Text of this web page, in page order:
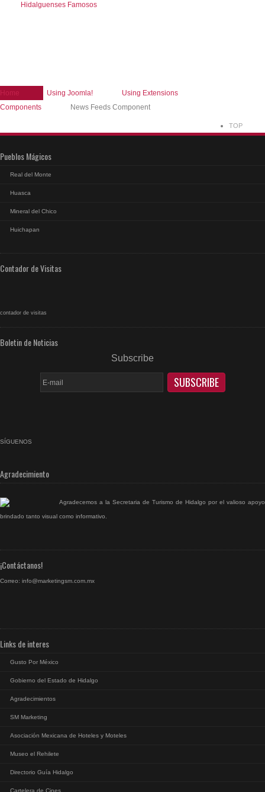
Hidalguenses Famosos
Home Using Joomla!
Using Extensions
Components
News Feeds Component
TOP
Pueblos Mágicos
Real del Monte
Huasca
Mineral del Chico
Huichapan
Contador de Visitas
contador de visitas
Boletin de Noticias
Subscribe
SÍGUENOS
Agradecimiento
Agradecemos a la Secretaria de Turismo de Hidalgo por el valioso apoyo
brindado tanto visual como informativo.
¡Contáctanos!
Correo: info@marketingsm.com.mx
Links de interes
Gusto Por México
Gobierno del Estado de Hidalgo
Agradecimientos
SM Marketing
Asociación Mexicana de Hoteles y Moteles
Museo el Rehilete
Directorio Guía Hidalgo
Cartelera de Cines